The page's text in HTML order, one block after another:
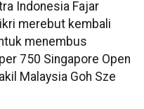
Indonesia Fajar
merebut kembali
menembus
750 Singapore Open
Malaysia Goh Sze